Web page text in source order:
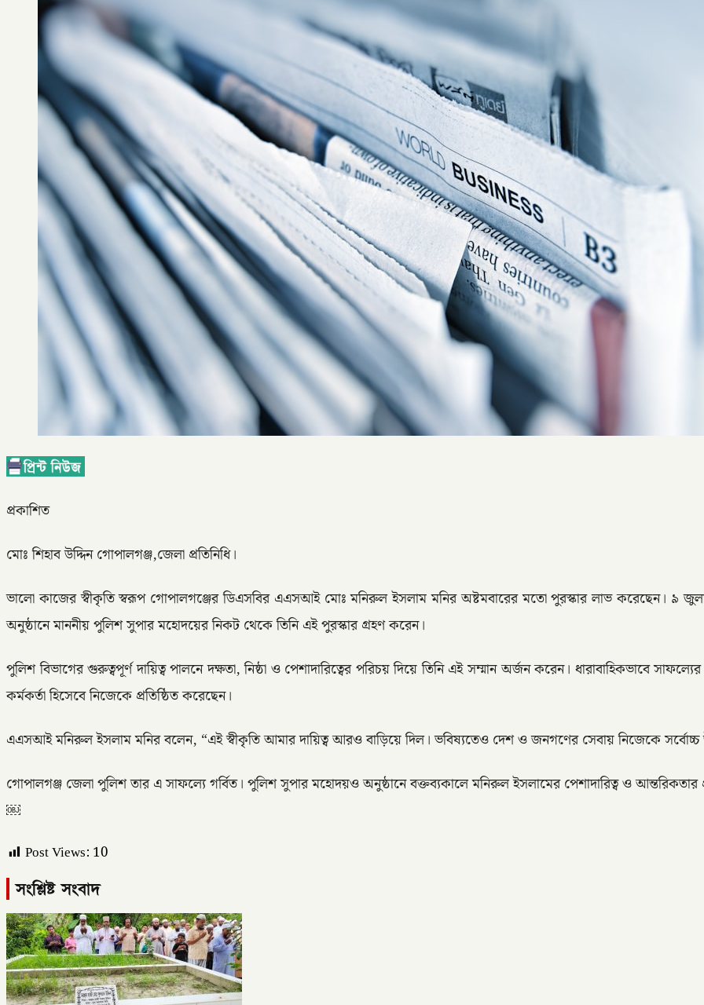
প্রকাশিত
মোঃ শিহাব উদ্দিন গোপালগঞ্জ,জেলা প্রতিনিধি।
ভালো কাজের স্বীকৃতি স্বরূপ গোপালগঞ্জের ডিএসবির এএসআই মোঃ মনিরুল ইসলাম মনির অষ্টমবারের মতো পুরস্কার লাভ করেছেন। ৯
অনুষ্ঠানে মাননীয় পুলিশ সুপার মহোদয়ের নিকট থেকে তিনি এই পুরস্কার গ্রহণ করেন।
পুলিশ বিভাগের গুরুত্বপূর্ণ দায়িত্ব পালনে দক্ষতা, নিষ্ঠা ও পেশাদারিত্বের পরিচয় দিয়ে তিনি এই সম্মান অর্জন করেন। ধারাবাহিকভাবে
কর্মকর্তা হিসেবে নিজেকে প্রতিষ্ঠিত করেছেন।
এএসআই মনিরুল ইসলাম মনির বলেন, “এই স্বীকৃতি আমার দায়িত্ব আরও বাড়িয়ে দিল। ভবিষ্যতেও দেশ ও জনগণের সেবায় নিজেকে সর্বোচ্চ
গোপালগঞ্জ জেলা পুলিশ তার এ সাফল্যে গর্বিত। পুলিশ সুপার মহোদয়ও অনুষ্ঠানে বক্তব্যকালে মনিরুল ইসলামের পেশাদারিত্ব ও আন্তরিকতার
￼
Post Views: 10
সংশ্লিষ্ট সংবাদ